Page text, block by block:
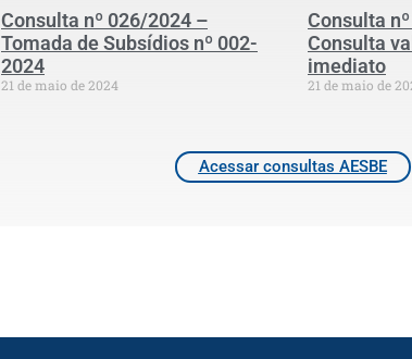
Consulta nº 026/2024 –
Tomada de Subsídios nº 002-
2024
21 de maio de 2024
Consulta
Consulta
imediato
21 de maio de
Acessar consultas AESBE